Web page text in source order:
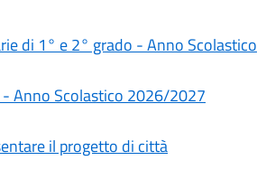
di 1° e 2° grado - Anno Scolastico
Anno Scolastico 2026/2027
il progetto di città